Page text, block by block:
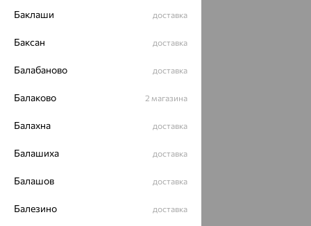
ОГРН 1044800168379
Разработка сайта —
Баклаши доставка
Баксан доставка
Балабаново доставка
Балаково 2 магазина
Балахна доставка
Балашиха доставка
Балашов доставка
Балезино доставка